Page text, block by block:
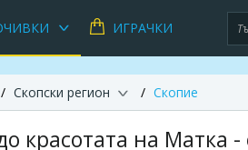
ИГРАЧКИ
Скопски регион Скопие
красотата на Матка